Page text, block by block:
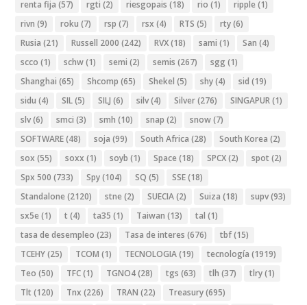
renta fija (57) rgti (2) riesgopais (18) rio (1) ripple (1)
rivn (9) roku (7) rsp (7) rsx (4) RTS (5) rty(6)
Rusia (21) Russell 2000 (242) RVX(18) sami (1) San (4)
scco (1) schw(1) semi (2) semis (267) sgg (1)
Shanghai (65) Shcomp (65) Shekel (5) shy(4) sid (19)
sidu (4) SIL(5) SILJ (6) silv(4) Silver(276) SINGAPUR(1)
slv(6) smci (3) smh (10) snap (2) snow(7)
SOFTWARE(48) soja (99) South Africa (28) South Korea (2)
sox (55) soxx (1) soyb (1) Space (18) SPCX(2) spot (2)
Spx 500 (733) Spy(104) SQ (5) SSE(18)
Standalone (2120) stne (2) SUECIA(2) Suiza (18) supv(93)
sx5e (1) t (4) ta35 (1) Taiwan (13) tal (1)
tasa de desempleo (23) Tasa de interes (676) tbf(15)
TCEHY(25) TCOM (1) TECNOLOGIA(19) tecnología (1919)
Teo (50) TFC(1) TGNO4(28) tgs (63) tlh (37) tlry(1)
Tlt (120) Tnx (226) TRAN (22) Treasury(695)